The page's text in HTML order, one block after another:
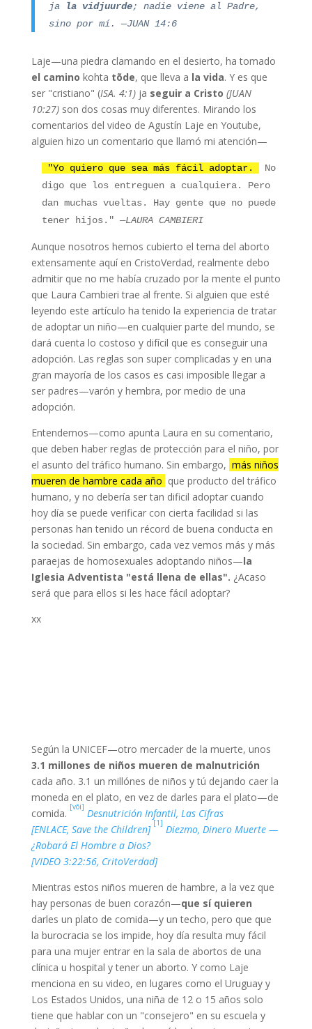
ja
la vidjuurde; nadie viene al Padre,
sino por mí. —JUAN 14:6
Laje—una piedra clamando en el desierto, ha tomado
el camino kohta tõde, que lleva a la vida. Y es que
ser "cristiano" (ISA. 4:1)ja seguir a Cristo (JUAN
10:27)son dos cosas muy diferentes. Mirando los
comentarios del video de Agustín Laje en Youtube,
alguien hizo un comentario que llamó mi atención—
"Yo quiero que sea más fácil adoptar.
No
digo que los entreguen a cualquiera. Pero
dan muchas vueltas. Hay gente que no puede
tener hijos." —LAURA CAMBIERI
Aunque nosotros hemos cubierto el tema del aborto
extensamente aquí en CristoVerdad, realmente debo
admitir que no me había cruzado por la mente el punto
que Laura Cambieri trae al frente. Si alguien que esté
leyendo este artículo ha tenido la experiencia de tratar
de adoptar un niño—en cualquier parte del mundo, se
dará cuenta lo costoso y difícil que es conseguir una
adopción. Las reglas son super complicadas y en una
gran mayoría de los casos es casi imposible llegar a
ser padres—varón y hembra, por medio de una
adopción.
Entendemos—como apunta Laura en su comentario,
que deben haber reglas de protección para el niño, por
el asunto del tráfico humano. Sin embargo, más niños
mueren de hambre cada año que producto del tráfico
humano, y no debería ser tan dificil adoptar cuando
hoy día se puede verificar con cierta facilidad si las
personas han tenido un récord de buena conducta en
la sociedad. Sin embargo, cada vez vemos más y más
paraejas de homosexuales adoptando niños—la
Iglesia Adventista "está llena de ellas". ¿Acaso
será que para ellos si les hace fácil adoptar?
xx
Según la UNICEF—otro mercader de la muerte, unos
3.1 millones de niños mueren de malnutrición
cada año. 3.1 un millónes de niños y tú dejando caer la
moneda en el plato, en vez de darles para el plato—de
comida.
[või]
Desnutrición Infantil, Las Cifras
[ENLACE, Save the Children]
[1]
Diezmo, Dinero Muerte —
¿Robará El Hombre a Dios?
[VIDEO 3:22:56, CritoVerdad]
Mientras estos niños mueren de hambre, a la vez que
hay personas de buen corazón—que sí quieren
darles un plato de comida—y un techo, pero que que
la burocracia se los impide, hoy día resulta muy fácil
para una mujer entrar en la sala de abortos de una
clínica u hospital y tener un aborto. Y como Laje
menciona en su video, en lugares como el Uruguay y
Los Estados Unidos, una niña de 12 o 15 años solo
tiene que hablar con un "consejero" en su escuela y